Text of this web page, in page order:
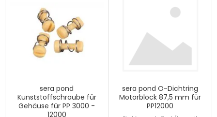
sera pond
Kunststoffschraube für
Gehäuse für PP 3000 -
12000
sera pond O-Dichtring
Motorblock 87,5 mm für
PP12000